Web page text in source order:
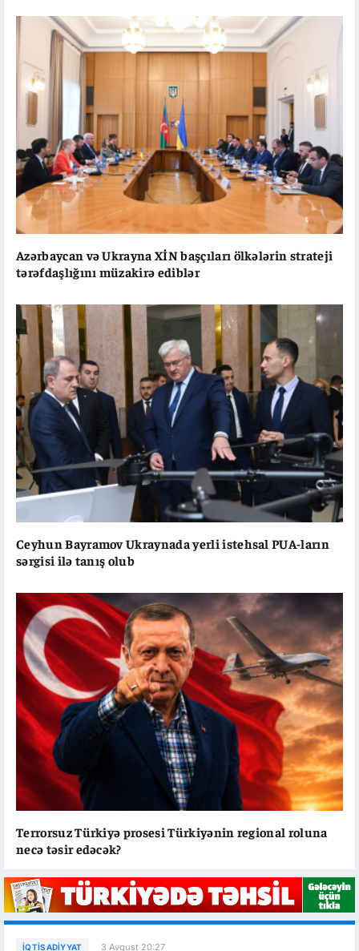
Azərbaycan və Ukrayna XİN başçıları ölkələrin strateji
tərəfdaşlığını müzakirə ediblər
Ceyhun Bayramov Ukraynada yerli istehsal PUA-ların
sərgisi ilə tanış olub
Terrorsuz Türkiyə prosesi Türkiyənin regional roluna
necə təsir edəcək?
İQTISADIYYAT 3 Avqust 20:27